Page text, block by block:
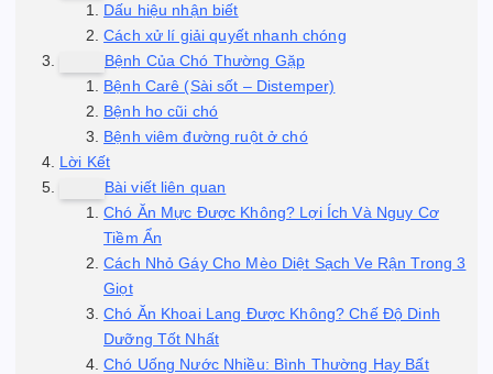
Dấu hiệu nhận biết
Cách xử lí giải quyết nhanh chóng
Bệnh Của Chó Thường Gặp
Bệnh Carê (Sài sốt – Distemper)
Bệnh ho cũi chó
Bệnh viêm đường ruột ở chó
Lời Kết
Bài viết liên quan
Chó Ăn Mực Được Không? Lợi Ích Và Nguy Cơ
Tiềm Ẩn
Cách Nhỏ Gáy Cho Mèo Diệt Sạch Ve Rận Trong 3
Giọt
Chó Ăn Khoai Lang Được Không? Chế Độ Dinh
Dưỡng Tốt Nhất
Chó Uống Nước Nhiều: Bình Thường Hay Bất